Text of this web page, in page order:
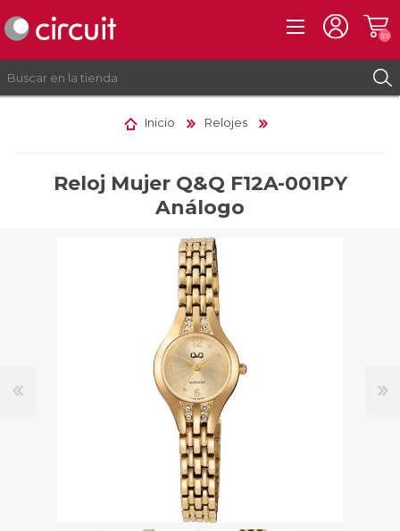
INICIAR SESIÓN
(0)
Inicio Relojes
Reloj Mujer Q&Q F12A-001PY
Análogo